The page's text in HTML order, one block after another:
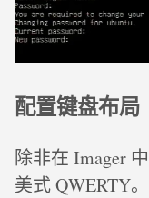
配置键盘布局
除非在 Imager
美式 QWERTY